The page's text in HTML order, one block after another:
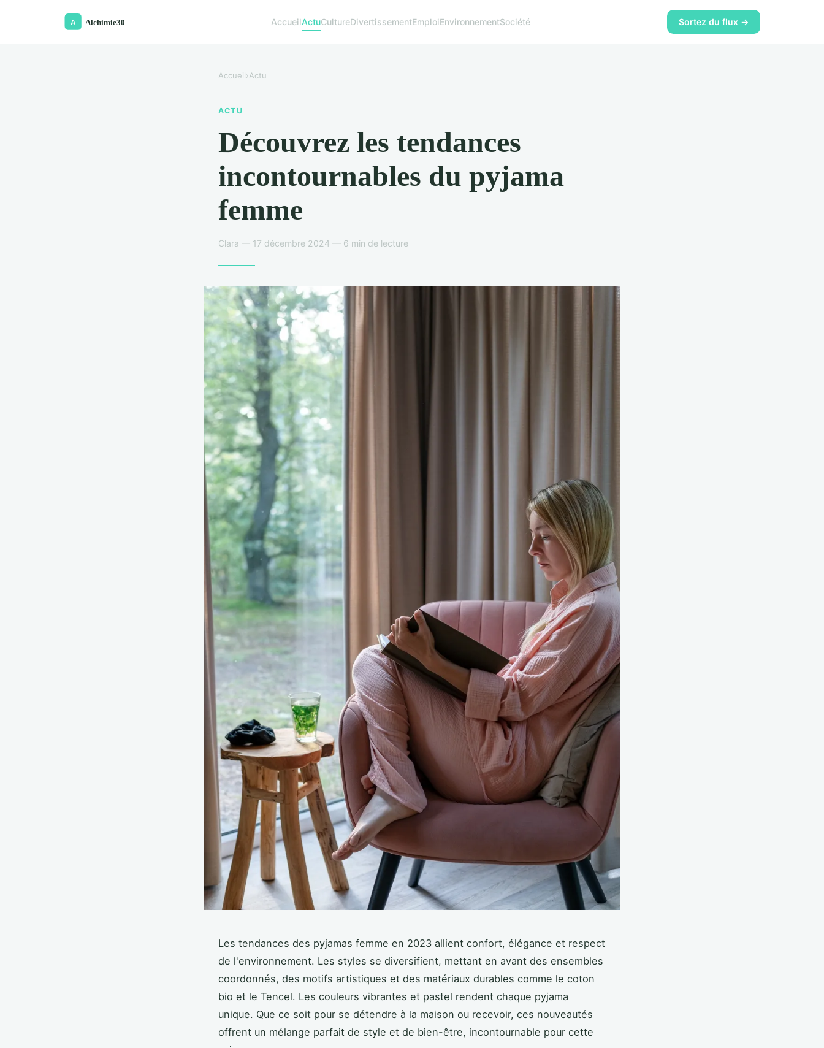
AccueilActuCultureDivertissementEmploiEnvironnementSociété Sortez du flux →
Accueil›Actu
ACTU
Découvrez les tendances
incontournables du pyjama
femme
Clara — 17 décembre 2024 — 6 min de lecture
Les tendances des pyjamas femme en 2023 allient confort, élégance et respect
de l'environnement. Les styles se diversifient, mettant en avant des ensembles
coordonnés, des motifs artistiques et des matériaux durables comme le coton
bio et le Tencel. Les couleurs vibrantes et pastel rendent chaque pyjama
unique. Que ce soit pour se détendre à la maison ou recevoir, ces nouveautés
offrent un mélange parfait de style et de bien-être, incontournable pour cette